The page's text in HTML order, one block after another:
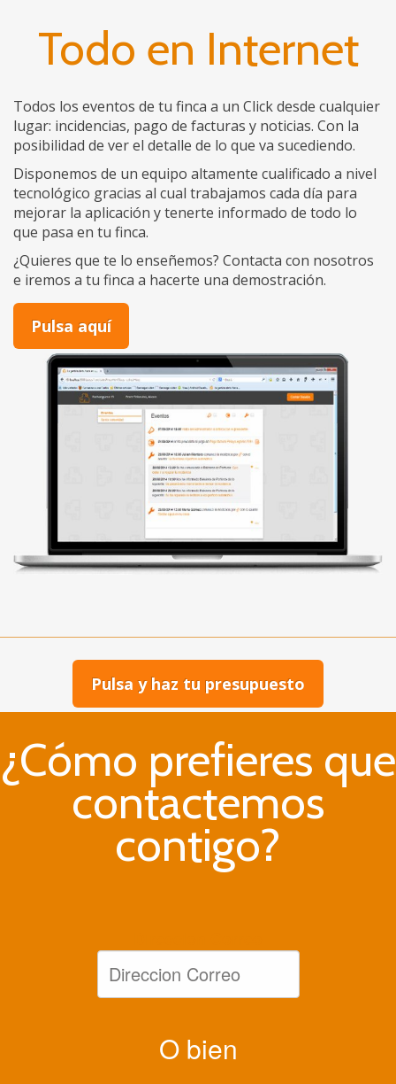
Todo en Internet
Todos los eventos de tu finca a un Click desde cualquier
lugar: incidencias, pago de facturas y noticias. Con la
posibilidad de ver el detalle de lo que va sucediendo.
Disponemos de un equipo altamente cualificado a nivel
tecnológico gracias al cual trabajamos cada día para
mejorar la aplicación y tenerte informado de todo lo
que pasa en tu finca.
¿Quieres que te lo enseñemos? Contacta con nosotros
e iremos a tu finca a hacerte una demostración.
Pulsa aquí
Pulsa y haz tu presupuesto
¿Cómo prefieres que
contactemos
contigo?
O bien